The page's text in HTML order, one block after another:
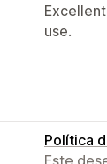
use.
Política
Este